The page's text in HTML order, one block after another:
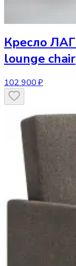
Кресло
lounge chair
102 900 ₽